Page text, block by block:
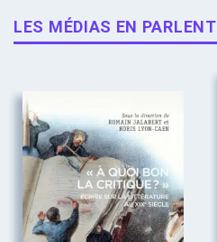
LES MÉDIAS EN PARLENT